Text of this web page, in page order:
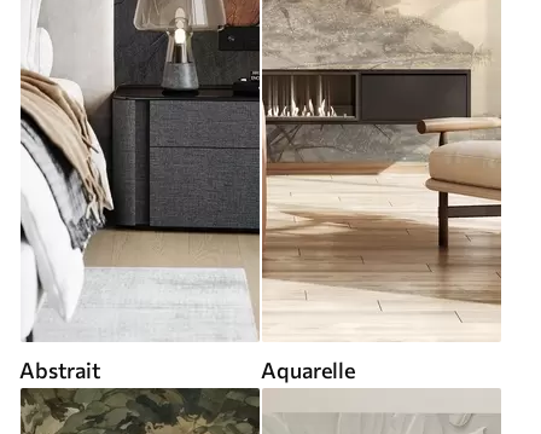
Abstrait Aquarelle